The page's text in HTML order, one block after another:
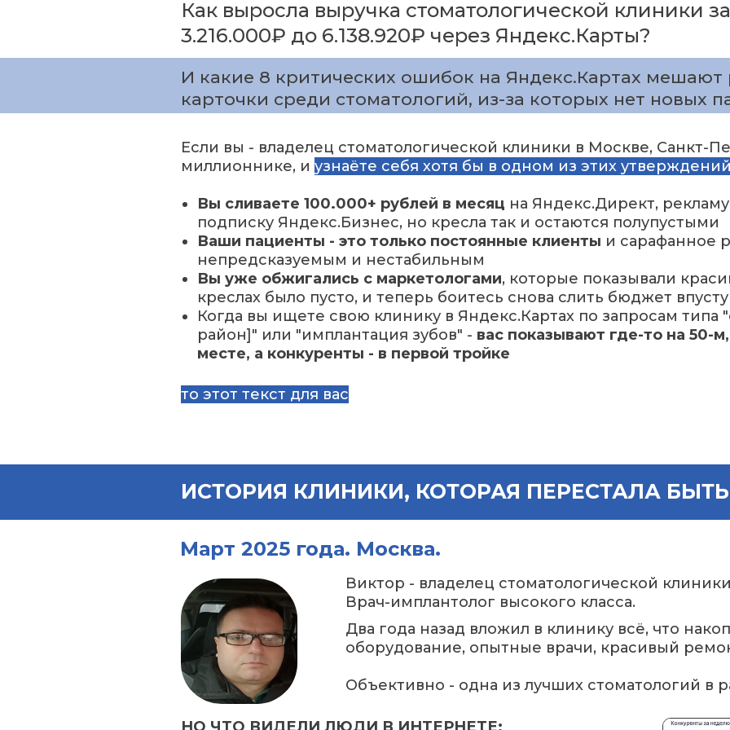
Как выросла выручка стоматологической клиники
3.216.000₽ до 6.138.920₽ через Яндекс.Карты?
И какие 8 критических ошибок на Яндекс.Картах мешают
карточки среди стоматологий, из-за которых нет новых
то этот текст для вас
Если вы - владелец стоматологической клиники в Москве, Санкт-
миллионнике, и узнаёте себя хотя бы в одном из этих
Вы сливаете 100.000+ рублей в месяц на Яндекс.Директ,
подписку Яндекс.Бизнес, но кресла так и остаются полупустыми
Ваши пациенты - это только постоянные клиенты и сарафанное
непредсказуемым и нестабильным
Вы уже обжигались с маркетологами, которые показывали
креслах было пусто, и теперь боитесь снова слить бюджет
Когда вы ищете свою клинику в Яндекс.Картах по запросам типа
район]" или "имплантация зубов" - вас показывают где-то на 50-
месте, а конкуренты - в первой тройке
Два года назад вложил в клинику всё, что
оборудование, опытные врачи, красивый
Объективно - одна из лучших стоматологий в
Виктор - владелец стоматологической
Врач-имплантолог высокого класса.
Март 2025 года. Москва.
ИСТОРИЯ КЛИНИКИ, КОТОРАЯ ПЕРЕСТАЛА